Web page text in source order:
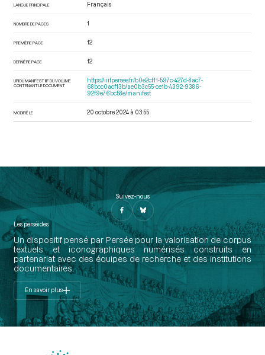
LANGUE PRINCIPALE Français
NOMBRE DE PAGES 1
PREMIÈRE PAGE 12
DERNIÈRE PAGE 12
URI DU MANIFEST IIIF DU VOLUME
CONTENANT LE DOCUMENT
https://iiif.persee.fr/b0e2cf11-597c-427d-8ac7-
68bcc0acf13b/ae0b3c55-ce1b-4392-9386-
92f9e76bc58e/manifest
MODIFIÉ LE 20 octobre 2024 à 03:55
Suivez-nous
Les perséides
Un dispositif pensé par Persée pour la valorisation de corpus
textuels et iconographiques numérisés construits en
partenariat avec des équipes de recherche et des institutions
documentaires.
En savoir plus